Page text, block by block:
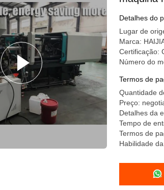
Detalhes do
Lugar de
Marca:
Certificação:
Número do
Termos de
Quantidade
Preço:
Detalhes da
Tempo de
Termos de
Habilidade